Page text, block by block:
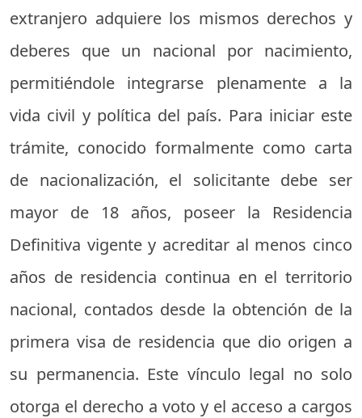
extranjero adquiere los mismos derechos y
deberes que un nacional por nacimiento,
permitiéndole integrarse plenamente a la
vida civil y política del país. Para iniciar este
trámite, conocido formalmente como carta
de nacionalización, el solicitante debe ser
mayor de 18 años, poseer la Residencia
Definitiva vigente y acreditar al menos cinco
años de residencia continua en el territorio
nacional, contados desde la obtención de la
primera visa de residencia que dio origen a
su permanencia. Este vínculo legal no solo
otorga el derecho a voto y el acceso a cargos